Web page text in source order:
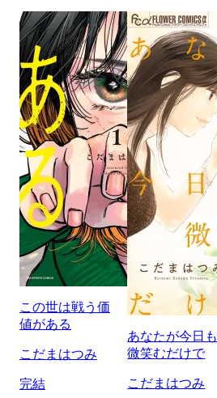
この世は戦う価
値がある
こだまはつみ
完結
あなたが今日も
微笑むだけで
こだまはつみ